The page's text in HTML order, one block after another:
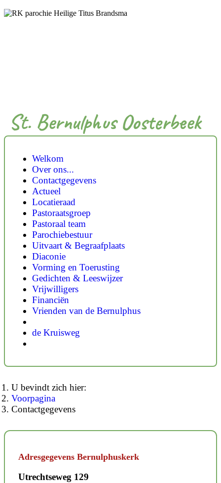
St. Bernulphus Oosterbeek
Welkom
Over ons...
Contactgegevens
Actueel
Locatieraad
Pastoraatsgroep
Pastoraal team
Parochiebestuur
Uitvaart & Begraafplaats
Diaconie
Vorming en Toerusting
Gedichten & Leeswijzer
Vrijwilligers
Financiën
Vrienden van de Bernulphus
de Kruisweg
U bevindt zich hier:
Voorpagina
Contactgegevens
Adresgegevens Bernulphuskerk
Utrechtseweg 129